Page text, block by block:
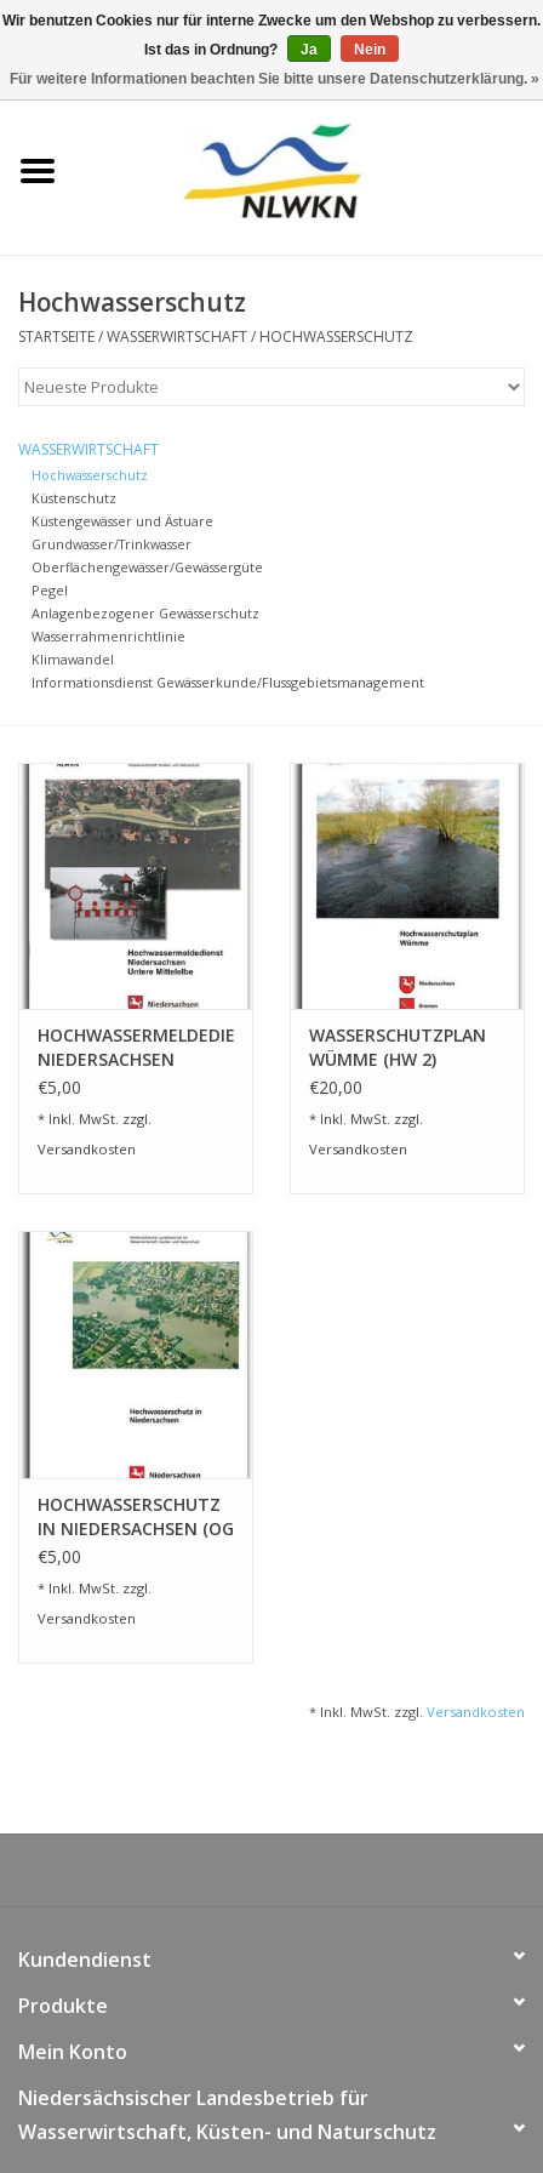
Neuerscheinungen
Jahresberichte
Informationsbroschüre NLWKN
Hochwasserschutz
STARTSEITE/WASSERWIRTSCHAFT/ HOCHWASSERSCHUTZ
WASSERWIRTSCHAFT
Hochwasserschutz
Küstenschutz
Küstengewässer und Ästuare
Grundwasser/Trinkwasser
Oberflächengewässer/Gewässergüte
Pegel
Anlagenbezogener Gewässerschutz
Wasserrahmenrichtlinie
Klimawandel
Informationsdienst Gewässerkunde/Flussgebietsmanagement
HOCHWASSERMELDEDIENST
NIEDERSACHSEN
UNTERE MITTELELBE
€5,00
* Inkl. MwSt. zzgl.
Versandkosten
WASSERSCHUTZPLAN
WÜMME (HW 2)
€20,00
* Inkl. MwSt. zzgl.
Versandkosten
HOCHWASSERSCHUTZ
IN NIEDERSACHSEN (OG
23)
€5,00
* Inkl. MwSt. zzgl.
Versandkosten
* Inkl. MwSt. zzgl. Versandkosten
Kundendienst
Produkte
Mein Konto
Niedersächsischer Landesbetrieb für
Wasserwirtschaft, Küsten- und Naturschutz
Wir benutzen Cookies nur für interne Zwecke um den Webshop zu verbessern.
Ist das in Ordnung?
Ja
Nein
Für weitere Informationen beachten Sie bitte unsere Datenschutzerklärung. »